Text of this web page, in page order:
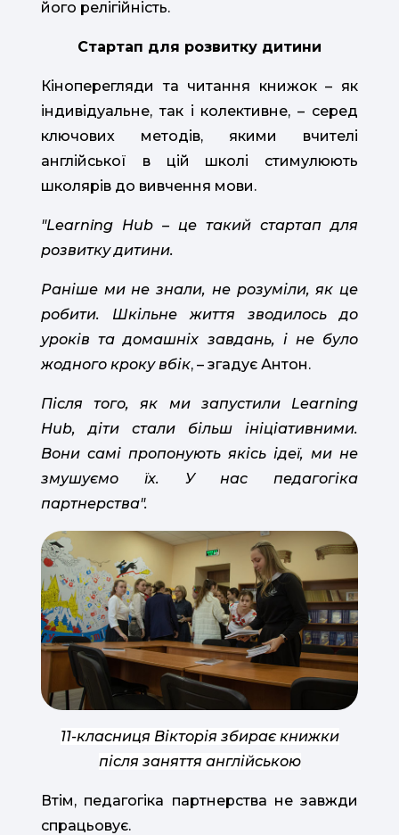
його релігійність.
Стартап для розвитку дитини
Кіноперегляди та читання книжок – як
індивідуальне, так і колективне, – серед
ключових методів, якими вчителі
англійської в цій школі стимулюють
школярів до вивчення мови.
"Learning Hub – це такий стартап для
розвитку дитини.
Раніше ми не знали, не розуміли, як це
робити. Шкільне життя зводилось до
уроків та домашніх завдань, і не було
жодного кроку вбік, – згадує Антон.
Після того, як ми запустили Learning
Hub, діти стали більш ініціативними.
Вони самі пропонують якісь ідеї, ми не
змушуємо їх. У нас педагогіка
партнерства".
11-класниця Вікторія збирає книжки
після заняття англійською
Втім, педагогіка партнерства не завжди
спрацьовує.